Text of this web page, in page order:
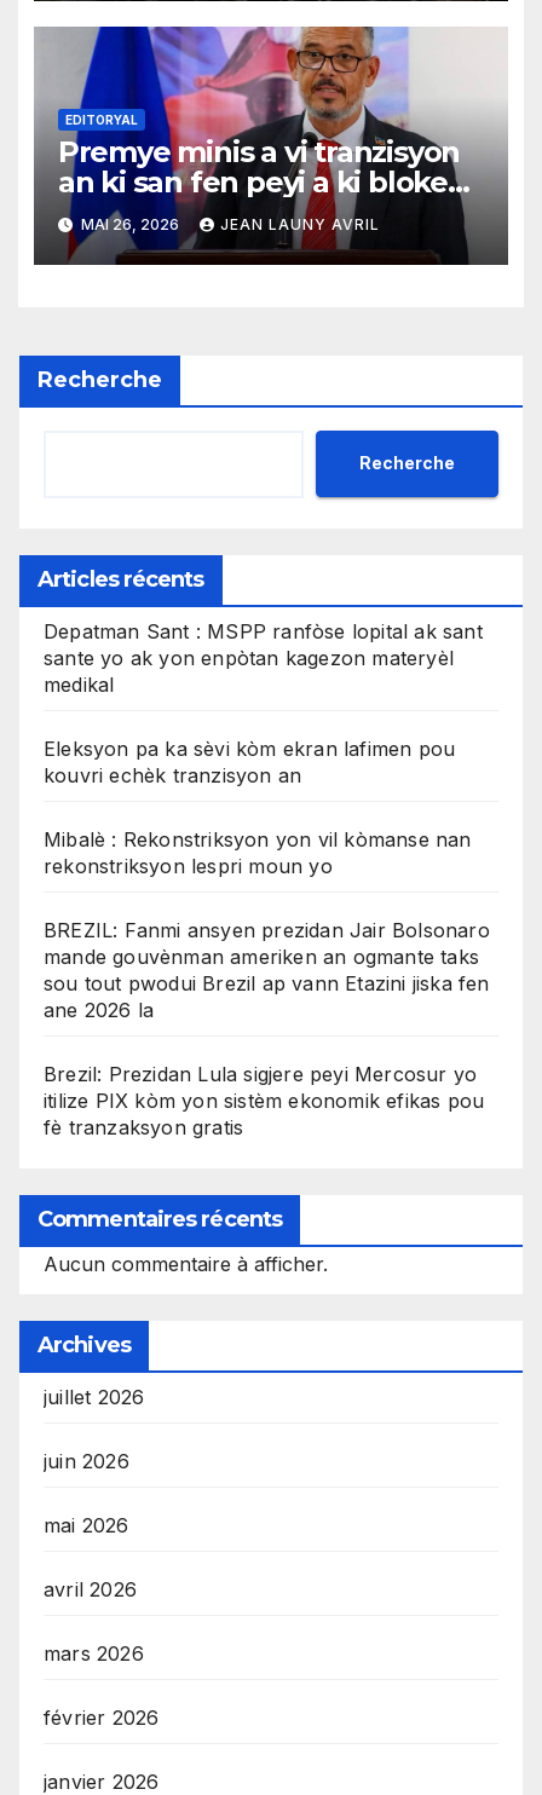
EDITORYAL
Premye minis a vi tranzisyon
an ki san fen peyi a ki bloke
nan menm sik la
MAI 26, 2026 JEAN LAUNY AVRIL
Recherche
Recherche
Articles récents
Depatman Sant : MSPP ranfòse lopital ak sant
sante yo ak yon enpòtan kagezon materyèl
medikal
Eleksyon pa ka sèvi kòm ekran lafimen pou
kouvri echèk tranzisyon an
Mibalè : Rekonstriksyon yon vil kòmanse nan
rekonstriksyon lespri moun yo
BREZIL: Fanmi ansyen prezidan Jair Bolsonaro
mande gouvènman ameriken an ogmante taks
sou tout pwodui Brezil ap vann Etazini jiska fen
ane 2026 la
Brezil: Prezidan Lula sigjere peyi Mercosur yo
itilize PIX kòm yon sistèm ekonomik efikas pou
fè tranzaksyon gratis
Commentaires récents
Aucun commentaire à afficher.
Archives
juillet 2026
juin 2026
mai 2026
avril 2026
mars 2026
février 2026
janvier 2026